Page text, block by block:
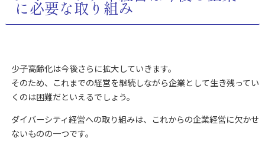
に必要な取り組み
少子高齢化は今後さらに拡大していきます。
そのため、これまでの経営を継続しながら企業として生き残ってい
くのは困難だといえるでしょう。
ダイバーシティ経営への取り組みは、これからの企業経営に欠かせ
ないものの一つです。